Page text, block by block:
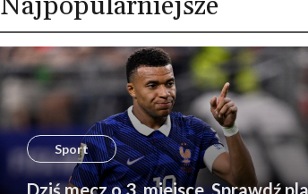
Sport
Dziś mecz o 3. miejsce. Sprawdź